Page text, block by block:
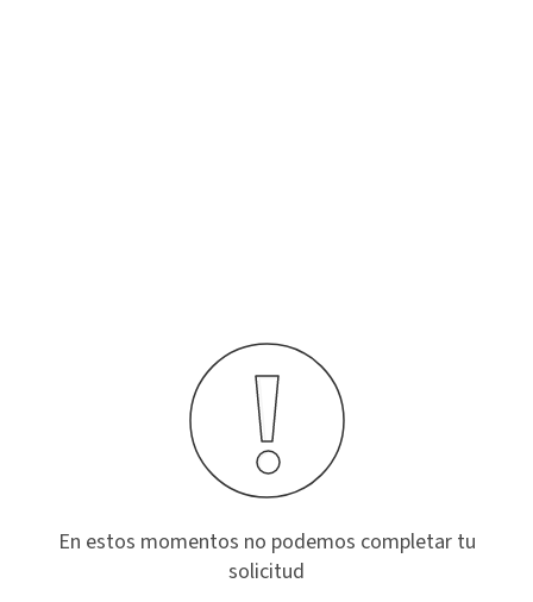
En estos momentos no podemos completar tu
solicitud